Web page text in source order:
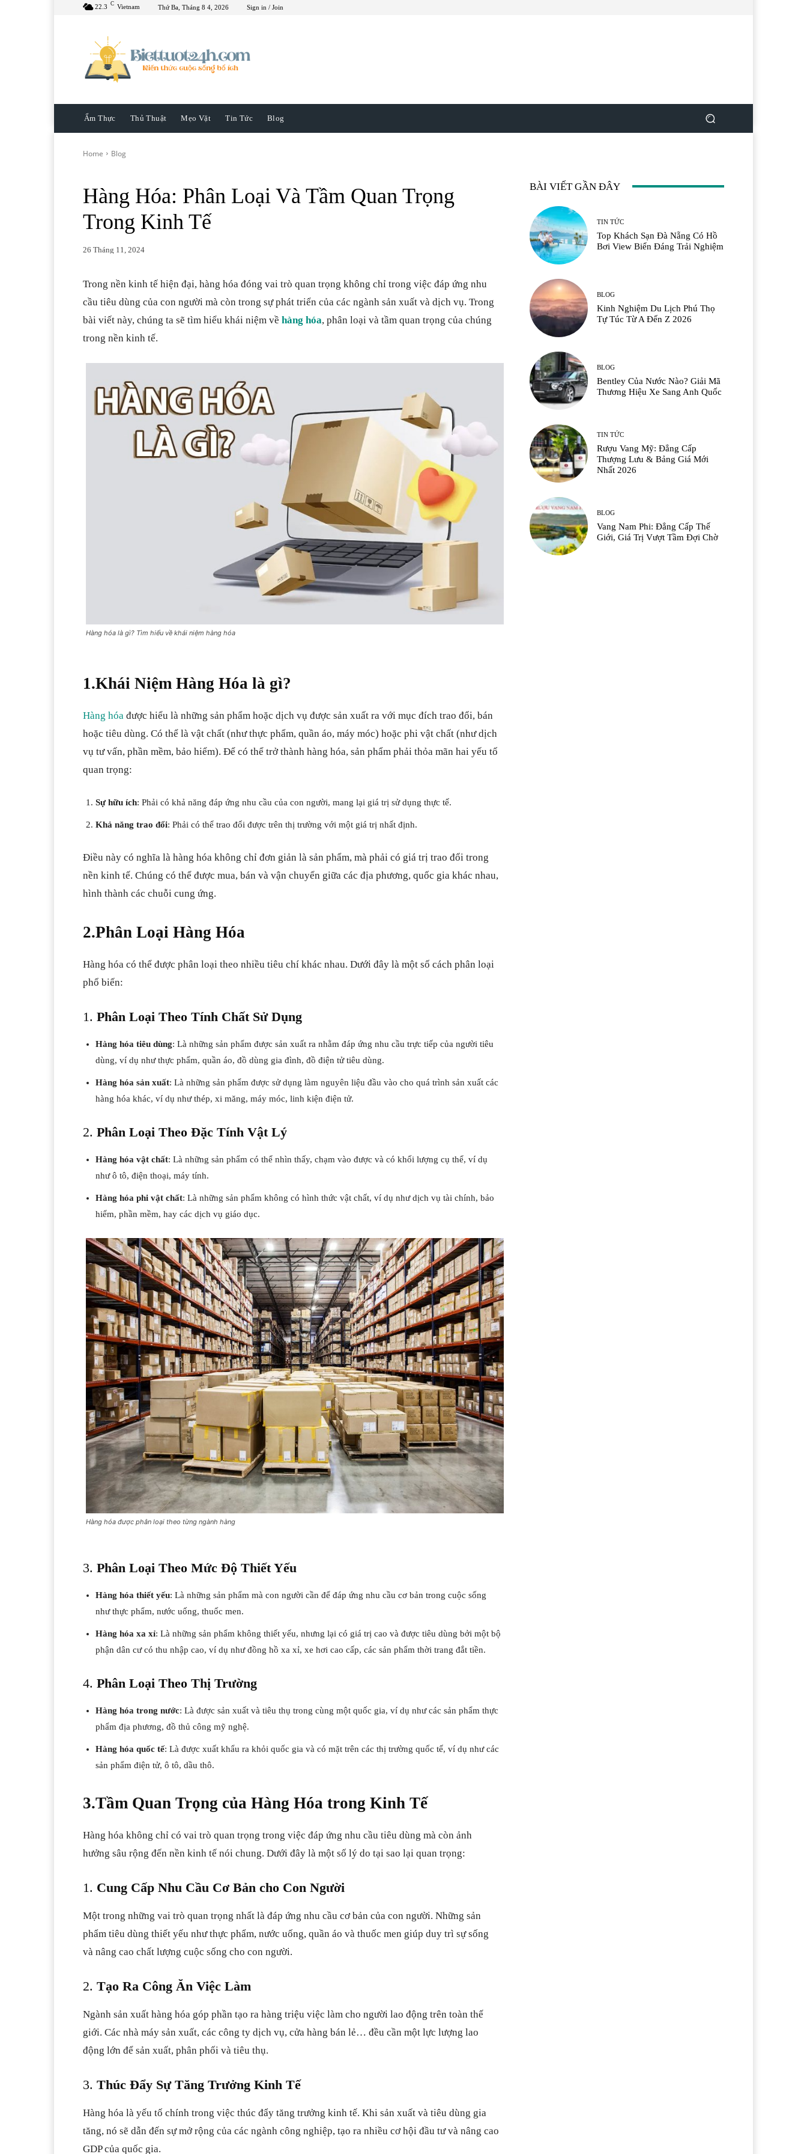
22.3 C Vietnam Thứ Ba, Tháng 8 4, 2026 Sign in / Join
Ẩm Thực Thủ Thuật Mẹo Vặt Tin Tức Blog
Home Blog
Hàng Hóa: Phân Loại Và Tầm Quan Trọng
Trong Kinh Tế
26 Tháng 11, 2024
Trong nền kinh tế hiện đại, hàng hóa đóng vai trò quan trọng không chỉ trong việc đáp ứng nhu
cầu tiêu dùng của con người mà còn trong sự phát triển của các ngành sản xuất và dịch vụ. Trong
bài viết này, chúng ta sẽ tìm hiểu khái niệm về hàng hóa, phân loại và tầm quan trọng của chúng
trong nền kinh tế.
Hàng hóa là gì? Tìm hiểu về khái niệm hàng hóa
1.Khái Niệm Hàng Hóa là gì?
Hàng hóa được hiểu là những sản phẩm hoặc dịch vụ được sản xuất ra với mục đích trao đổi, bán
hoặc tiêu dùng. Có thể là vật chất (như thực phẩm, quần áo, máy móc) hoặc phi vật chất (như dịch
vụ tư vấn, phần mềm, bảo hiểm). Để có thể trở thành hàng hóa, sản phẩm phải thỏa mãn hai yếu tố
quan trọng:
Sự hữu ích: Phải có khả năng đáp ứng nhu cầu của con người, mang lại giá trị sử dụng thực tế.
Khả năng trao đổi: Phải có thể trao đổi được trên thị trường với một giá trị nhất định.
Điều này có nghĩa là hàng hóa không chỉ đơn giản là sản phẩm, mà phải có giá trị trao đổi trong
nền kinh tế. Chúng có thể được mua, bán và vận chuyển giữa các địa phương, quốc gia khác nhau,
hình thành các chuỗi cung ứng.
2.Phân Loại Hàng Hóa
Hàng hóa có thể được phân loại theo nhiều tiêu chí khác nhau. Dưới đây là một số cách phân loại
phổ biến:
1. Phân Loại Theo Tính Chất Sử Dụng
Hàng hóa tiêu dùng: Là những sản phẩm được sản xuất ra nhằm đáp ứng nhu cầu trực tiếp của người tiêu
dùng, ví dụ như thực phẩm, quần áo, đồ dùng gia đình, đồ điện tử tiêu dùng.
Hàng hóa sản xuất: Là những sản phẩm được sử dụng làm nguyên liệu đầu vào cho quá trình sản xuất các
hàng hóa khác, ví dụ như thép, xi măng, máy móc, linh kiện điện tử.
2. Phân Loại Theo Đặc Tính Vật Lý
Hàng hóa vật chất: Là những sản phẩm có thể nhìn thấy, chạm vào được và có khối lượng cụ thể, ví dụ
như ô tô, điện thoại, máy tính.
Hàng hóa phi vật chất: Là những sản phẩm không có hình thức vật chất, ví dụ như dịch vụ tài chính, bảo
hiểm, phần mềm, hay các dịch vụ giáo dục.
Hàng hóa được phân loại theo từng ngành hàng
3. Phân Loại Theo Mức Độ Thiết Yếu
Hàng hóa thiết yếu: Là những sản phẩm mà con người cần để đáp ứng nhu cầu cơ bản trong cuộc sống
như thực phẩm, nước uống, thuốc men.
Hàng hóa xa xỉ: Là những sản phẩm không thiết yếu, nhưng lại có giá trị cao và được tiêu dùng bởi một bộ
phận dân cư có thu nhập cao, ví dụ như đồng hồ xa xỉ, xe hơi cao cấp, các sản phẩm thời trang đắt tiền.
4. Phân Loại Theo Thị Trường
Hàng hóa trong nước: Là được sản xuất và tiêu thụ trong cùng một quốc gia, ví dụ như các sản phẩm thực
phẩm địa phương, đồ thủ công mỹ nghệ.
Hàng hóa quốc tế: Là được xuất khẩu ra khỏi quốc gia và có mặt trên các thị trường quốc tế, ví dụ như các
sản phẩm điện tử, ô tô, dầu thô.
3.Tầm Quan Trọng của Hàng Hóa trong Kinh Tế
Hàng hóa không chỉ có vai trò quan trọng trong việc đáp ứng nhu cầu tiêu dùng mà còn ảnh
hưởng sâu rộng đến nền kinh tế nói chung. Dưới đây là một số lý do tại sao lại quan trọng:
1. Cung Cấp Nhu Cầu Cơ Bản cho Con Người
Một trong những vai trò quan trọng nhất là đáp ứng nhu cầu cơ bản của con người. Những sản
phẩm tiêu dùng thiết yếu như thực phẩm, nước uống, quần áo và thuốc men giúp duy trì sự sống
và nâng cao chất lượng cuộc sống cho con người.
2. Tạo Ra Công Ăn Việc Làm
Ngành sản xuất hàng hóa góp phần tạo ra hàng triệu việc làm cho người lao động trên toàn thế
giới. Các nhà máy sản xuất, các công ty dịch vụ, cửa hàng bán lẻ… đều cần một lực lượng lao
động lớn để sản xuất, phân phối và tiêu thụ.
3. Thúc Đẩy Sự Tăng Trưởng Kinh Tế
Hàng hóa là yếu tố chính trong việc thúc đẩy tăng trưởng kinh tế. Khi sản xuất và tiêu dùng gia
tăng, nó sẽ dẫn đến sự mở rộng của các ngành công nghiệp, tạo ra nhiều cơ hội đầu tư và nâng cao
GDP của quốc gia.
BÀI VIẾT GẦN ĐÂY
TIN TỨC
Top Khách Sạn Đà Nẵng Có Hồ
Bơi View Biển Đáng Trải Nghiệm
BLOG
Kinh Nghiệm Du Lịch Phú Thọ
Tự Túc Từ A Đến Z 2026
BLOG
Bentley Của Nước Nào? Giải Mã
Thương Hiệu Xe Sang Anh Quốc
TIN TỨC
Rượu Vang Mỹ: Đẳng Cấp
Thượng Lưu & Bảng Giá Mới
Nhất 2026
BLOG
Vang Nam Phi: Đẳng Cấp Thế
Giới, Giá Trị Vượt Tầm Đợi Chờ